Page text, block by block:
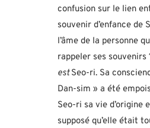
confusion sur le lien
souvenir d’enfance
l’âme de la personne
rappeler ses souvenirs
estSeo-ri. Sa
Dan-sim » a été
Seo-ri sa vie d’origine
supposé qu’elle était